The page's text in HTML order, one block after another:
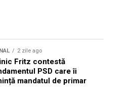
2 zile ago
Fritz contestă
PSD care îi
mandatul de primar